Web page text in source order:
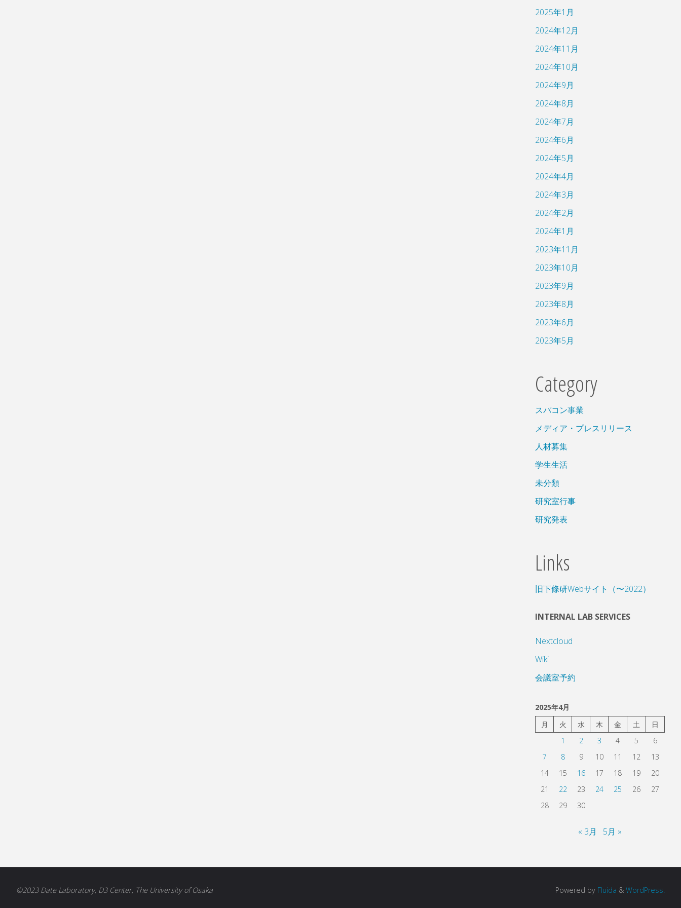
2025年1月
2024年12月
2024年11月
2024年10月
2024年9月
2024年8月
2024年7月
2024年6月
2024年5月
2024年4月
2024年3月
2024年2月
2024年1月
2023年11月
2023年10月
2023年9月
2023年8月
2023年6月
2023年5月
Category
スパコン事業
メディア・プレスリリース
人材募集
学生生活
未分類
研究室行事
研究発表
Links
旧下條研Webサイト（〜2022）
INTERNAL LAB SERVICES
Nextcloud
Wiki
会議室予約
2025年4月
月
火 水 木 金 土
日
1
2 3 4 5
6
7
8 9 10 11 12
13
14
15 16 17 18 19
20
21
22 23 24 25 26
27
28
29 30
« 3月 5月 »
©2023 Date Laboratory, D3 Center, The University of Osaka Powered by Fluida & WordPress.